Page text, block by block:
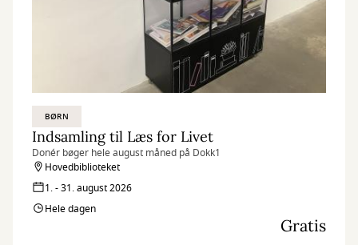
BØRN
Indsamling til Læs for Livet
Donér bøger hele august måned på Dokk1
Hovedbiblioteket
1. - 31. august 2026
Hele dagen
Gratis